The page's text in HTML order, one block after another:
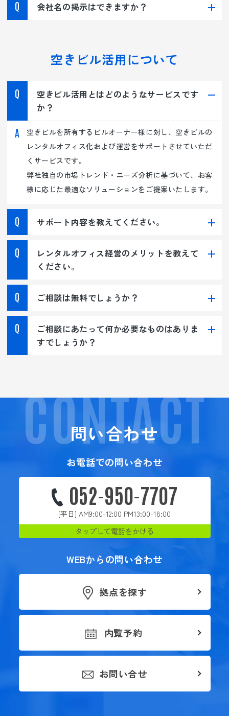
会社名の掲示はできますか？
空きビル活用について
空きビル活用とはどのようなサービスです
か？
空きビルを所有するビルオーナー様に対し、空きビルの
レンタルオフィス化および運営をサポートさせていただ
くサービスです。
弊社独自の市場トレンド・ニーズ分析に基づいて、お客
様に応じた最適なソリューションをご提案いたします。
サポート内容を教えてください。
レンタルオフィス経営のメリットを教えて
ください。
ご相談は無料でしょうか？
ご相談にあたって何か必要なものはありま
すでしょうか？
問い合わせ
CONTACT
お電話での問い合わせ
052-950-7707
[平日] AM9:00-12:00 PM13:00-18:00
タップして電話をかける
WEBからの問い合わせ
拠点を探す
内覧予約
お問い合せ